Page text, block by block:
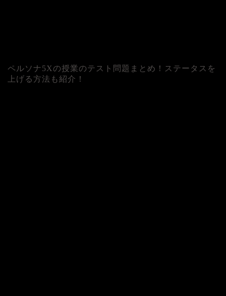
ペルソナ5Xの授業のテスト問題まとめ！ステータスを
上げる方法も紹介！